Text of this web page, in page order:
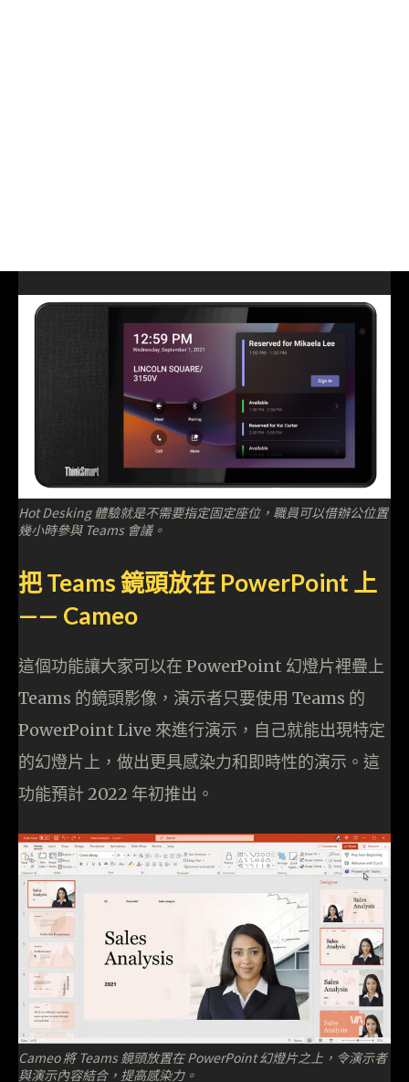
Hot Desking 體驗就是不需要指定固定座位，職員可以借辦公位置
幾小時參與 Teams 會議。
把 Teams 鏡頭放在 PowerPoint 上
—— Cameo
這個功能讓大家可以在 PowerPoint 幻燈片裡疊上
Teams 的鏡頭影像，演示者只要使用 Teams 的
PowerPoint Live 來進行演示，自己就能出現特定
的幻燈片上，做出更具感染力和即時性的演示。這
功能預計 2022 年初推出。
Cameo 將 Teams 鏡頭放置在 PowerPoint 幻燈片之上，令演示者
與演示內容結合，提高感染力。